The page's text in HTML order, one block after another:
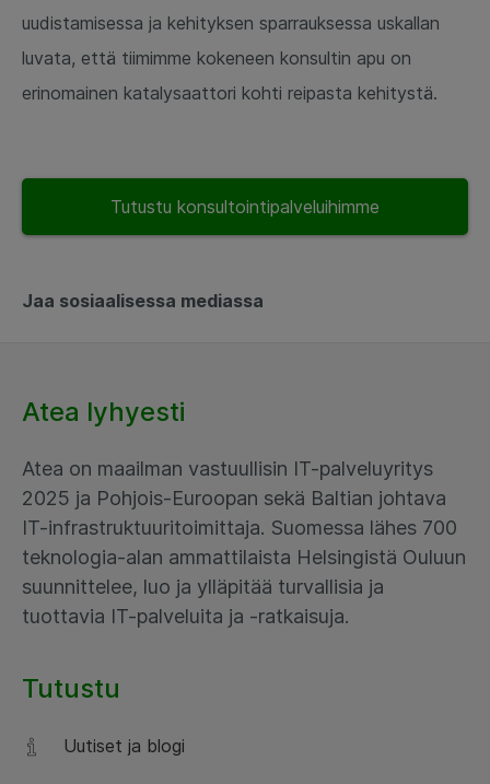
uudistamisessa ja kehityksen sparrauksessa uskallan
luvata, että tiimimme kokeneen konsultin apu on
erinomainen katalysaattori kohti reipasta kehitystä.
Tutustu konsultointipalveluihimme
Jaa sosiaalisessa mediassa
Atea lyhyesti
Atea on maailman vastuullisin IT-palveluyritys
2025 ja Pohjois-Euroopan sekä Baltian johtava
IT-infrastruktuuritoimittaja. Suomessa lähes 700
teknologia-alan ammattilaista Helsingistä Ouluun
suunnittelee, luo ja ylläpitää turvallisia ja
tuottavia IT-palveluita ja -ratkaisuja.
Tutustu
Uutiset ja blogi